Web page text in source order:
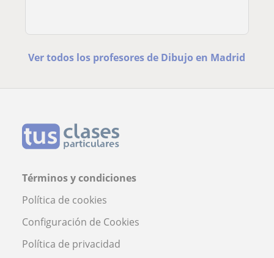
Ver todos los profesores de Dibujo en Madrid
Términos y condiciones
Política de cookies
Configuración de Cookies
Política de privacidad